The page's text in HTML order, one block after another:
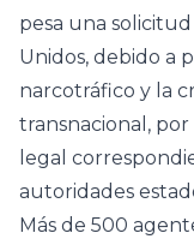
pesa una
Unidos, debido a
narcotráfico y la
transnacional,
legal
autoridades
Más de 500